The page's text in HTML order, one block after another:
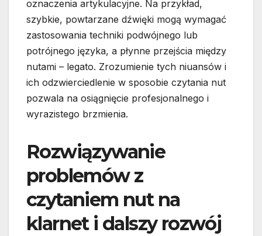
oznaczenia artykulacyjne. Na przykład,
szybkie, powtarzane dźwięki mogą wymagać
zastosowania techniki podwójnego lub
potrójnego języka, a płynne przejścia między
nutami – legato. Zrozumienie tych niuansów i
ich odzwierciedlenie w sposobie czytania nut
pozwala na osiągnięcie profesjonalnego i
wyrazistego brzmienia.
Rozwiązywanie
problemów z
czytaniem nut na
klarnet i dalszy rozwój